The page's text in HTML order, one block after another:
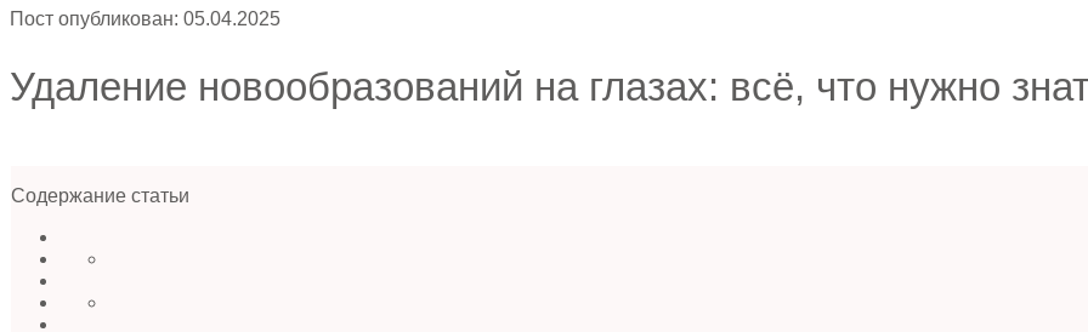
Пост опубликован: 05.04.2025
Удаление новообразований на глазах: всё, что нужно
Содержание статьи